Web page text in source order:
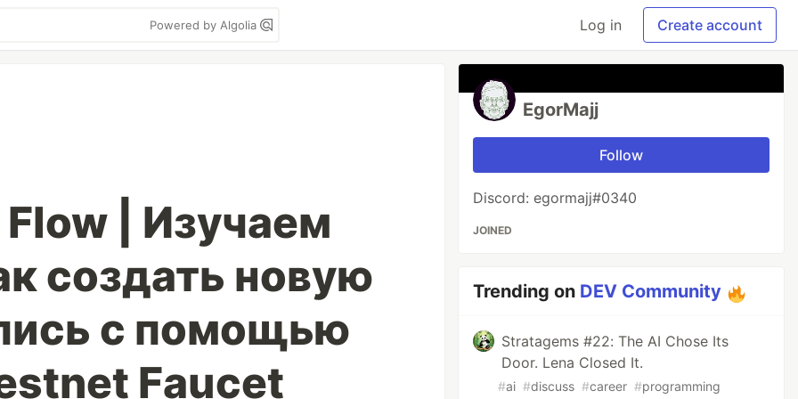
Powered by Algolia Log in Create account
| Изучаем
создать новую
с помощью
Faucet
EgorMajj
Follow
Discord: egormajj#0340
JOINED
Trending on DEV Community
Stratagems #22: The AI Chose Its
Door. Lena Closed It.
#ai #discuss #career #programming